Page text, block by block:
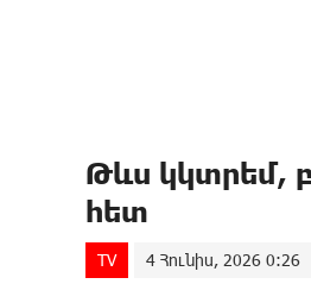
Թևս կկտրեմ,
հետ
TV 4 Հունիս, 2026 0:26